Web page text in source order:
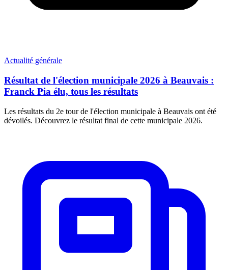
Actualité générale
Résultat de l'élection municipale 2026 à Beauvais :
Franck Pia élu, tous les résultats
Les résultats du 2e tour de l'élection municipale à Beauvais ont été
dévoilés. Découvrez le résultat final de cette municipale 2026.